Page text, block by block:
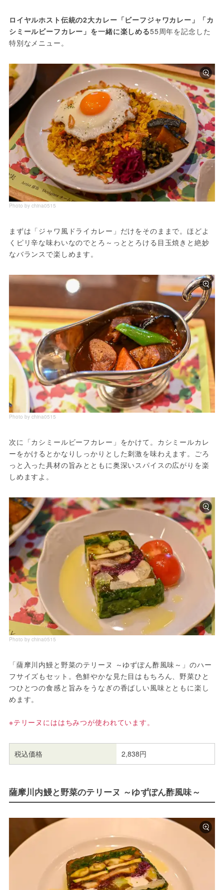
ロイヤルホスト伝統の2大カレー「ビーフジャワカレー」「カ
シミールビーフカレー」を一緒に楽しめる55周年を記念した
特別なメニュー。
Photo by china0515
まずは「ジャワ風ドライカレー」だけをそのままで。ほどよ
くピリ辛な味わいなのでとろ～っととろける目玉焼きと絶妙
なバランスで楽しめます。
Photo by china0515
次に「カシミールビーフカレー」をかけて。カシミールカレ
ーをかけるとかなりしっかりとした刺激を味わえます。ごろ
っと入った具材の旨みとともに奥深いスパイスの広がりを楽
しめますよ。
Photo by china0515
「薩摩川内鰻と野菜のテリーヌ ～ゆずぽん酢風味～」のハー
フサイズもセット。色鮮やかな見た目はもちろん、野菜ひと
つひとつの食感と旨みをうなぎの香ばしい風味とともに楽し
めます。
※テリーヌにははちみつが使われています。
税込価格 2,838円
薩摩川内鰻と野菜のテリーヌ ～ゆずぽん酢風味～